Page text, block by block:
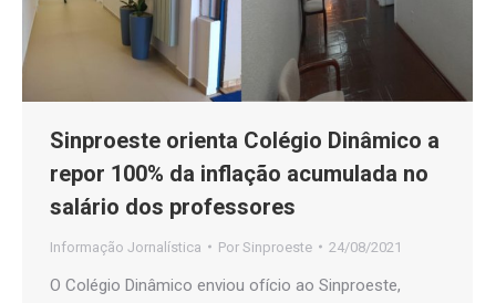
Sinproeste orienta Colégio Dinâmico a
repor 100% da inflação acumulada no
salário dos professores
Informação Jornalística Por Sinproeste 24/08/2021
O Colégio Dinâmico enviou ofício ao Sinproeste,